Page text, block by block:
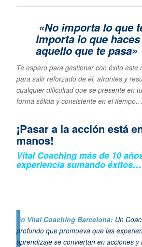
«No importa lo que
importa lo que
aquello que te pasa»
Te espero para gestionar con éxito este
para salir reforzado de él, afrontes y
cualquier dificultad que se presente en
forma sólida y consistente en el tiempo…
¡Pasar a la acción está
manos!
Vital Coaching más de 10
experiencia sumando éxitos…
En Vital Coaching Barcelona:Un
profundo que promueva que las
aprendizaje se conviertan en acciones y